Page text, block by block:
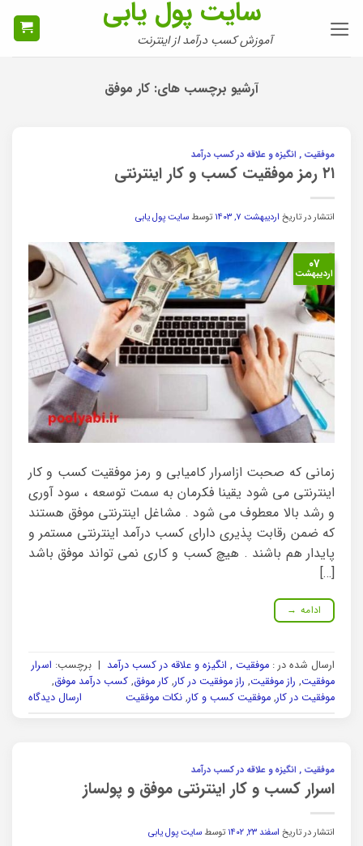
سایت پول یابی
آموزش کسب درآمد از اینترنت
آرشیو برچسب های: کار موفق
موفقیت , انگیزه و علاقه در کسب درآمد
۲۱ رمز موفقیت کسب و کار اینترنتی
انتشار در تاریخ اردیبهشت ۷, ۱۴۰۳ توسط سایت پول یابی
۰۷
اردیبهشت
زمانی که صحبت ازاسرار کامیابی و رمز موفقیت کسب و کار
اینترنتی می شود یقینا فکرمان به سمت توسعه ، سود آوری
و رشد بالا معطوف می شود . مشاغل اینترنتی موفق هستند
که ضمن رقابت پذیری دارای کسب درآمد اینترنتی مستمر و
پایدار هم باشند . هیچ کسب و کاری نمی تواند موفق باشد
[…]
ادامه →
ارسال شده در : موفقیت , انگیزه و علاقه در کسب درآمد | برچسب: اسرار
موفقیت, راز موفقیت, راز موفقیت در کار, کار موفق, کسب درآمد موفق,
موفقیت در کار, موفقیت کسب و کار, نکات موفقیت ارسال دیدگاه
موفقیت , انگیزه و علاقه در کسب درآمد
اسرار کسب و کار اینترنتی موفق و پولساز
انتشار در تاریخ اسفند ۲۳, ۱۴۰۲ توسط سایت پول یابی